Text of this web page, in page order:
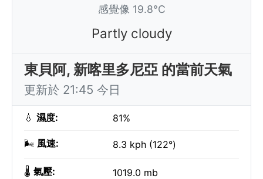
感覺像 19.8°C
Partly cloudy
東貝阿, 新喀里多尼亞 的當前天氣
更新於 21:45 今日
💧 濕度: 81%
🌬️ 風速: 8.3 kph (122°)
🌡️ 氣壓: 1019.0 mb